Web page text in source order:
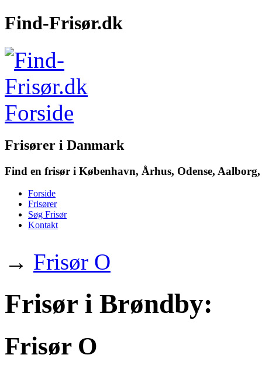
Find-Frisør.dk
Frisører i Danmark
Find en frisør i København, Århus, Odense,
Forside
Frisører
Søg Frisør
Kontakt
→ Frisør O
Frisør i Brøndby:
Frisør O